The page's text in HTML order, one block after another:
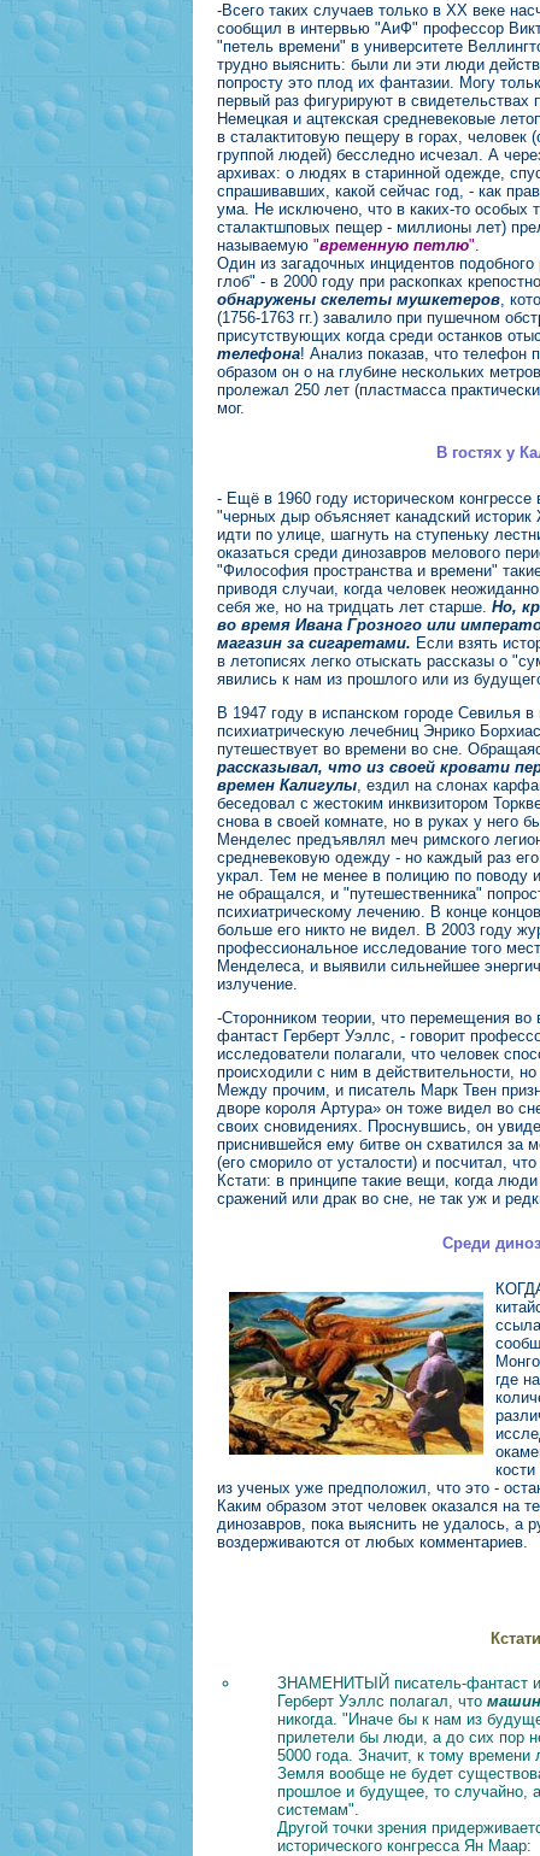
-Всего таких случаев только в XX веке
сообщил в интервью "АиФ" профессор
"петель времени" в университете
трудно выяснить: были ли эти люди
попросту это плод их фантазии. Могу
первый раз фигурируют в свидетельствах
Немецкая и ацтекская средневековые
в сталактитовую пещеру в горах,
группой людей) бесследно исчезал. А
архивах: о людях в старинной одежде,
спрашивавших, какой сейчас год, - как
ума. Не исключено, что в каких-то особых
сталактшповых пещер - миллионы лет)
называемую "временную петлю".
Один из загадочных инцидентов
глоб" - в 2000 году при раскопках
обнаружены скелеты мушкетеров,
(1756-1763 гг.) завалило при пушечном
присутствующих когда среди останков
телефона! Анализ показав, что телефон
образом он о на глубине нескольких
пролежал 250 лет (пластмасса
мог.
В гостях у
- Ещё в 1960 году историческом
"черных дыр объясняет канадский
идти по улице, шагнуть на ступеньку
оказаться среди динозавров мелового
"Философия пространства и времени"
приводя случаи, когда человек
себя же, но на тридцать лет старше. Но,
во время Ивана Грозного или
магазин за сигаретами. Если взять
в летописях легко отыскать рассказы о
явились к нам из прошлого или из
В 1947 году в испанском городе Севилья
психиатрическую лечебниц Энрико
путешествует во времени во сне.
рассказывал, что из своей кровати
времен Калигулы , ездил на слонах
беседовал с жестоким инквизитором
снова в своей комнате, но в руках у него
Менделес предъявлял меч римского
средневековую одежду - но каждый раз
украл. Тем не менее в полицию по поводу
не обращался, и "путешественника"
психиатрическому лечению. В конце
больше его никто не видел. В 2003 году
профессиональное исследование того
Менделеса, и выявили сильнейшее
излучение.
-Сторонником теории, что перемещения
фантаст Герберт Уэллс, - говорит
исследователи полагали, что человек
происходили с ним в действительности,
Между прочим, и писатель Марк Твен
дворе короля Артура» он тоже видел во
своих сновидениях. Проснувшись, он
приснившейся ему битве он схватился за
(его сморило от усталости) и посчитал,
Кстати: в принципе такие вещи, когда
сражений или драк во сне, не так уж и
Среди
где
из ученых уже предположил, что это -
Каким образом этот человек оказался на
динозавров, пока выяснить не удалось, а
воздерживаются от любых комментариев.
Кстати
ЗНАМЕНИТЫЙ писатель-фантаст и
Герберт Уэллс полагал, что
никогда. "Иначе бы к нам из
прилетели бы люди, а до сих пор
5000 года. Значит, к тому времени
Земля вообще не будет
прошлое и будущее, то случайно,
системам".
Другой точки зрения
исторического конгресса Ян Маар: